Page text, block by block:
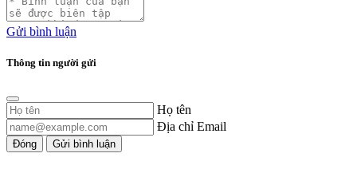
Gửi bình luận
Thông tin người gửi
Họ tên
Địa chỉ Email
Đóng Gửi bình luận